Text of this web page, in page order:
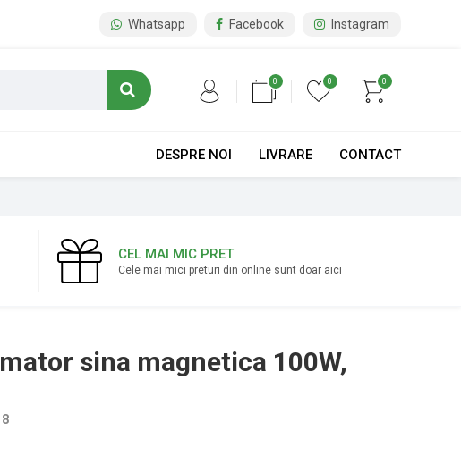
Whatsapp Facebook Instagram
0
0
0
CONTACT
LIVRARE
DESPRE NOI
CEL MAI MIC PRET
Cele mai mici preturi din online sunt doar aici
sina magnetica 100W,